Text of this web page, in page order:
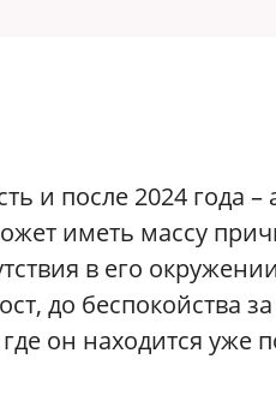
и после 2024 года –
иметь массу
в его окружении
до беспокойства за
он находится уже